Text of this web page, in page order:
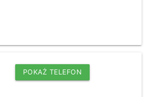
POKAŻ TELEFON